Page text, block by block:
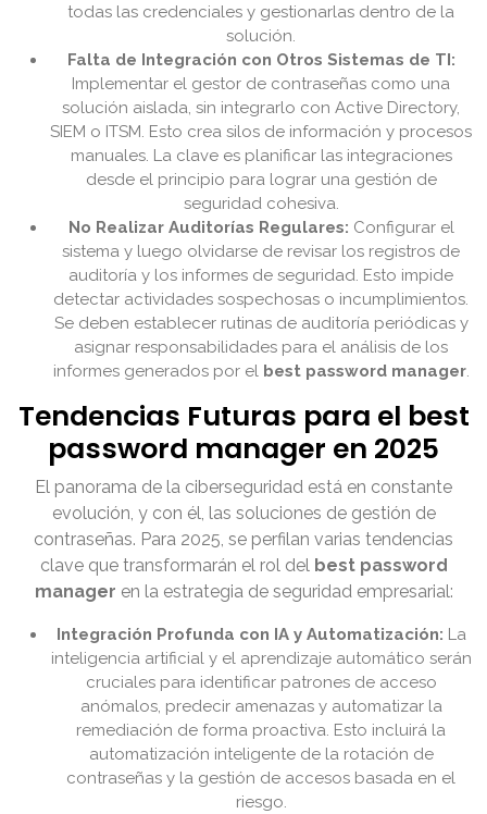
todas las credenciales y gestionarlas dentro de la
solución.
Falta de Integración con Otros Sistemas de TI:
Implementar el gestor de contraseñas como una
solución aislada, sin integrarlo con Active Directory,
SIEM o ITSM. Esto crea silos de información y procesos
manuales. La clave es planificar las integraciones
desde el principio para lograr una gestión de
seguridad cohesiva.
No Realizar Auditorías Regulares: Configurar el
sistema y luego olvidarse de revisar los registros de
auditoría y los informes de seguridad. Esto impide
detectar actividades sospechosas o incumplimientos.
Se deben establecer rutinas de auditoría periódicas y
asignar responsabilidades para el análisis de los
informes generados por el best password manager.
Tendencias Futuras para el best
password manager en 2025
El panorama de la ciberseguridad está en constante
evolución, y con él, las soluciones de gestión de
contraseñas. Para 2025, se perfilan varias tendencias
clave que transformarán el rol del best password
manager en la estrategia de seguridad empresarial:
Integración Profunda con IA y Automatización: La
inteligencia artificial y el aprendizaje automático serán
cruciales para identificar patrones de acceso
anómalos, predecir amenazas y automatizar la
remediación de forma proactiva. Esto incluirá la
automatización inteligente de la rotación de
contraseñas y la gestión de accesos basada en el
riesgo.